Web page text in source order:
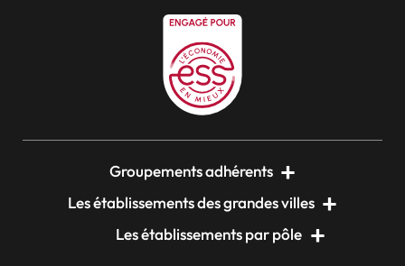
Groupements adhérents
Les établissements des grandes villes
Les établissements par pôle